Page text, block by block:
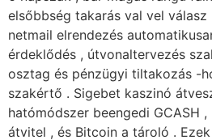
elsőbbség takarás val vel válasz
netmail elrendezés
érdeklődés , útvonaltervezés
osztag és pénzügyi tiltakozás -
szakértő . Sigebet kaszinó
hatómódszer beengedi GCASH ,
átvitel , és Bitcoin a tároló .